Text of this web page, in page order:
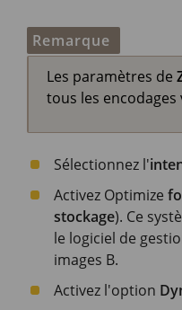
Remarque
Les paramètres de
tous les encodages
Sélectionnez l'
Activez Optimize
stockage). Ce
le logiciel de
images B.
Activez l'option